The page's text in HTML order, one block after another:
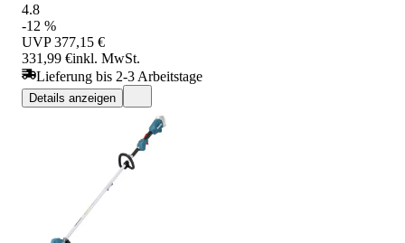
4.8
-12 %
UVP 377,15 €
331,99 €inkl. MwSt.
Lieferung bis 2-3 Arbeitstage
Details anzeigen